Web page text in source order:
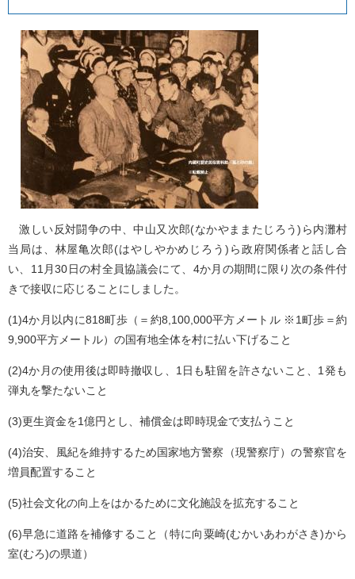
激しい反対闘争の中、中山又次郎(なかやままたじろう)ら内灘村
当局は、林屋亀次郎(はやしやかめじろう)ら政府関係者と話し合
い、11月30日の村全員協議会にて、4か月の期間に限り次の条件付
きで接収に応じることにしました。
(1)4か月以内に818町歩（＝約8,100,000平方メートル ※1町歩＝約
9,900平方メートル）の国有地全体を村に払い下げること
(2)4か月の使用後は即時撤収し、1日も駐留を許さないこと、1発も
弾丸を撃たないこと
(3)更生資金を1億円とし、補償金は即時現金で支払うこと
(4)治安、風紀を維持するため国家地方警察（現警察庁）の警察官を
増員配置すること
(5)社会文化の向上をはかるために文化施設を拡充すること
(6)早急に道路を補修すること（特に向粟崎(むかいあわがさき)から
室(むろ)の県道）